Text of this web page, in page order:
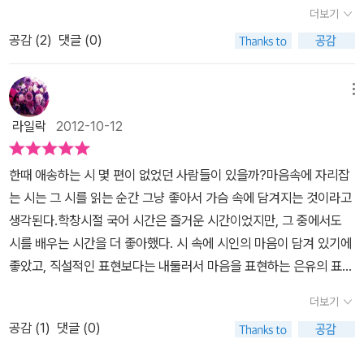
등대를 등 뒤로 하고 서서 나는 바다끝 아니 방파제 끝을 딛고 섰다.
발 아래 잔잔한 바닷물이 참방이고 무언의 바다는 눈부신 아침 햇살
을 받아 유리조각처럼 빛났다. '마음 더 챙기지 말고 꺼내놓을 자리는
방파제 끝, 환한 그 끝'이 되리. 이 시를 소개하며 안도현 시인은 황동
규 시인의 언어적 절제력을 찬사한다. 문학공부란 무엇인가, 그것은
말과 감정을 절제하는 법을 배우는 것이다. (중략)시는 자아도취의 산
물이 되어서는 안 된다. 자기 자신한테 빠져들기보다는 자기 자신을
냉정하게 검증해서 거기에서 벗어나려는 노력이 뒤따를 때 비로소 시
는 제대로 된 꽃을 갖추기 시작한다. - p84 시적 언어의 힘을 강조
하는 안도현을 다음 글에서도 알 수 있다. 그러나 김남주를 읽고 공부
하는 후배들에게 나는 한마디씩 딴지를 걸곤 한다. 올곧고 진보적인
세계관으로 무장한다고 해서 과연 누구나 김남주가 될 수 있을까 하
다. 나는 김남주만큼 철저한 언어의 승부사를 알지 못한다. - p11
그것은 신의 일인 것만은 확실하다는 생각을 한다.'천상병의 <강물>
에서 만난 소년의 눈물에 대하여 그는 이렇게 쓰고 있다.그리고 그 울
지, 혹 사랑의 문제도 그러한지 묻고 또 묻는다. 난해한 문제와 그로테
스크한 답으로 만나는 시에서 벗어날 때 시는 힘이 있어진다.
석에 있어서 공식이 없다는데 제발 정답 같은 건 제시하지도 요구하
지도 말라.시는 이해되기 위한 것이 아니라 느끼기 위한 것이므로.시.
그것은 자신만의 상처로 데려다주는 위대한 안내자,통증만이 자신의
정체성이다. p.s. 시의 전문을 다 알지 못했던 나는 원 싯귀와 시인의
느낌의 경계가 느슨해서 조금 혼란스웠다.맨끝에 붙어있는 참고시는
좀 불친절했다는 느낌이다.
그냥 낱말의 나열이 아님을 안다.여기 조심스럽게 자신들의 속내를
털어 놓는 시인들은 시를 사랑해 주라고 요구하지도 않는다. ‘시를 완
전히 이해해야 시를 사랑하는 것도 아니라고. 남자가 여자를, 여자가
남자를 불꽃처럼 사랑하듯 시도 우연히 다가오는 것이라고. 굉음을
내며 몰려올 때도 있고, 고양이처럼 소리 없이 다가올 때도 있으며, 때
론 둔중한 아픔으로, 때론 스치는 바람처럼 찾아오는 것’이라며 시를
우연의 선물로 이해해 주길 수줍게 말하고 있다.정호승, 안도현, 장석
남, 하응백 이 네 명의 시인들이 선배나 동료 시인들의 시를 읽으며 자
신의 시 창작 세계로 독자들을 안내한다. 시인이 타고난 것이 아니듯
시 역시 특별한 무엇이 아니며 우리 모두가 살아가는 일상에서의 삶
을 사랑하고 그 사랑의 결실이 적절한 낱말로 나타난 것, 이것이 시라
는 것이다. 그렇다면 조금은 버거운 일상이라도 그런 삶의 주인공인
가는 삶의 다양한 감정이 길을 잃고 방황할 때, 시는 바로 그때, 우리
의 삶을 더 풍요롭고 따스하며 오늘을 다독이고 내일을 살아갈 용기
시간이 흘렀고 그 세월 속에서 우리는 또 다른 무언가 때문에 결과적
으로 화석이 되어 버린 나의 잃어버린 무언가를 조금이나마 더듬어
보거나 잃어버린 퍼즐 조각을 하나둘씩 맞추는 것처럼 더듬어 볼 수
도 있지 않을까. 인생에서 혹은 삶을 살아가며 수많은 사람이 나의
옷깃을 스치고 지나간다. 옛말에 옷깃만 스치면 인연이라는 말처럼
누군가와 인연이 되고 그 인연이 깊어져서 좋아하게 되고 사랑하게
된다는 것은 어쩌면 세상에서 가장 힘들고 어려운 일 일지도 모르겠
다. 처음부터 누군가와 인연이 된다는 것 자체가 몇십만 명의 많은 사
람 가운데 그 사람과 인연이 되었다는 그 사실 자체만으로도 행복하
고 축복해야 할 일이 아닐까 한다. 누구나 사랑을 하고 누군가는 지금
도 사랑을 하고 있을 것이고 또 누군가는 그 사랑의 힘이 다하여 헤어
짐이나 이별을 받아들이고 있을지도 모르겠다. 아무도 알 수 없는 사
람의 인연이라는 끈에서 서로가 가장 온갖 노력을 하는 방법은 그 순
간을 온갖 노력을 한다면 후회하지 않는 사랑을 할 수 있지 않을까 하
더보기
공감 (2) 댓글 (0)
라일락 2012-10-12
한때 애송하는 시 몇 편이 없었던 사람들이 있을까?마음속에 자리잡
는 시는 그 시를 읽는 순간 그냥 좋아서 가슴 속에 담겨지는 것이라고
생각된다.학창시절 국어 시간은 즐거운 시간이었지만, 그 중에서도
시를 배우는 시간을 더 좋아했다. 시 속에 시인의 마음이 담겨 있기에
좋았고, 직설적인 표현보다는 내둘러서 마음을 표현하는 은유의 표현
고 그들이 연구하도록 내버려 두라고 말하지만, 그래도, 학창시절에
배우던 난해한 시도 시라는 것만으로도 좋았었던 것이다.그래서, 지
더보기
공감 (1) 댓글 (0)